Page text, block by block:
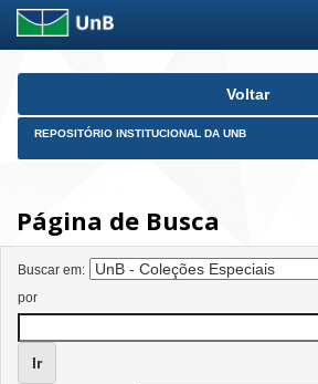
Skip
Voltar
REPOSITÓRIO INSTITUCIONAL DA UNB
Página de Busca
Buscar em:
por